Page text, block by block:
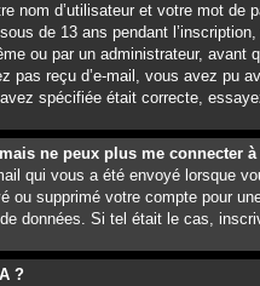
nom d’utilisateur et votre mot
de 13 ans pendant
ou par un administrateur,
pas reçu d’e-mail, vous avez pu
spécifiée était correcte,
ne peux plus me connecter
qui vous a été envoyé lorsque
ou supprimé votre compte pour
données. Si tel était le cas,
?